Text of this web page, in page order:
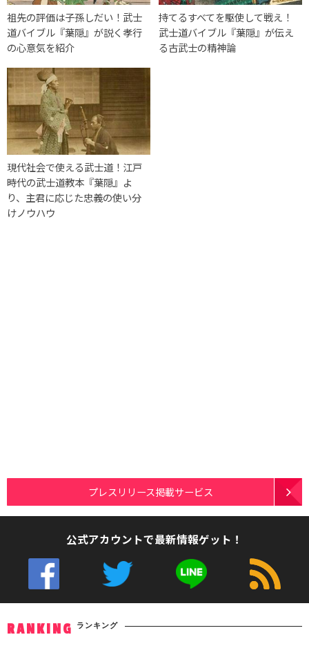
祖先の評価は子孫しだい！武士
道バイブル『葉隠』が説く孝行
の心意気を紹介
持てるすべてを駆使して戦え！
武士道バイブル『葉隠』が伝え
る古武士の精神論
現代社会で使える武士道！江戸
時代の武士道教本『葉隠』よ
り、主君に応じた忠義の使い分
けノウハウ
プレスリリース掲載サービス
公式アカウントで最新情報ゲット！
RANKING ランキング